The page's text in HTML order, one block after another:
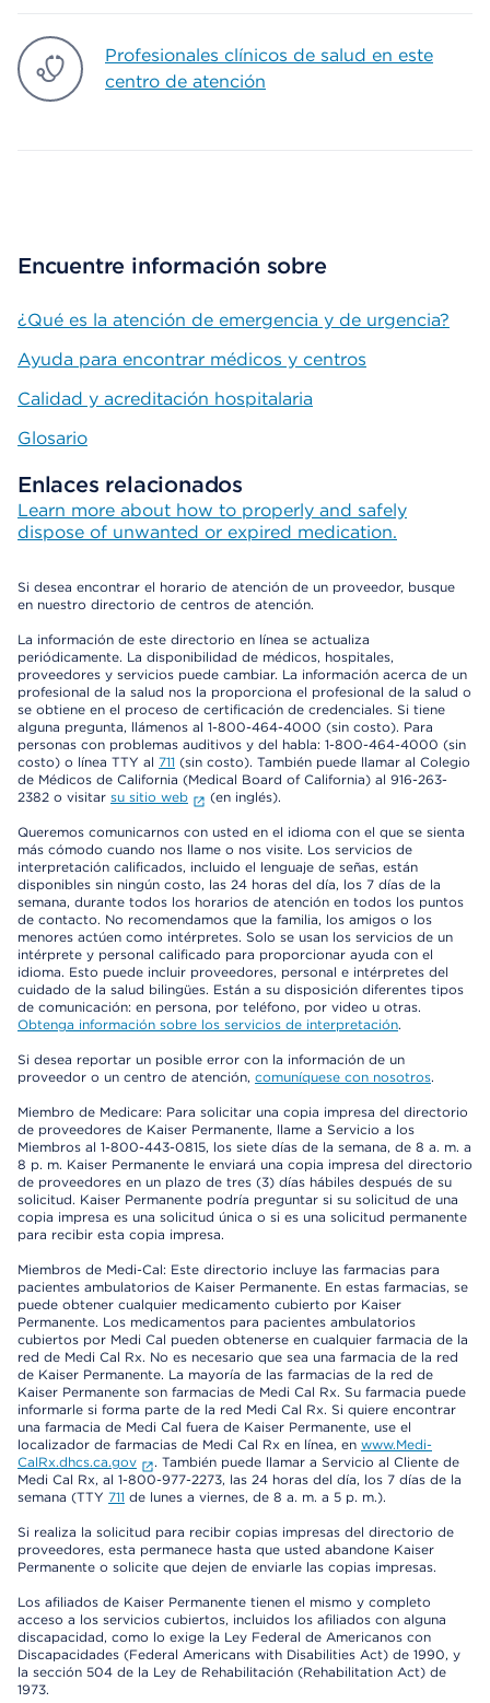
Profesionales clínicos de salud en este
centro de atención
Encuentre información sobre
¿Qué es la atención de emergencia y de urgencia?
Ayuda para encontrar médicos y centros
Calidad y acreditación hospitalaria
Glosario
Enlaces relacionados
Learn more about how to properly and safely
dispose of unwanted or expired medication.
Si desea encontrar el horario de atención de un proveedor, busque
en nuestro directorio de centros de atención.
La información de este directorio en línea se actualiza
periódicamente. La disponibilidad de médicos, hospitales,
proveedores y servicios puede cambiar. La información acerca de un
profesional de la salud nos la proporciona el profesional de la salud o
se obtiene en el proceso de certificación de credenciales. Si tiene
alguna pregunta, llámenos al 1-800-464-4000 (sin costo). Para
personas con problemas auditivos y del habla: 1-800-464-4000 (sin
costo) o línea TTY al 711 (sin costo). También puede llamar al Colegio
de Médicos de California (Medical Board of California) al 916-263-
2382 o visitar su sitio web (en inglés).
Queremos comunicarnos con usted en el idioma con el que se sienta
más cómodo cuando nos llame o nos visite. Los servicios de
interpretación calificados, incluido el lenguaje de señas, están
disponibles sin ningún costo, las 24 horas del día, los 7 días de la
semana, durante todos los horarios de atención en todos los puntos
de contacto. No recomendamos que la familia, los amigos o los
menores actúen como intérpretes. Solo se usan los servicios de un
intérprete y personal calificado para proporcionar ayuda con el
idioma. Esto puede incluir proveedores, personal e intérpretes del
cuidado de la salud bilingües. Están a su disposición diferentes tipos
de comunicación: en persona, por teléfono, por video u otras.
Obtenga información sobre los servicios de interpretación.
Si desea reportar un posible error con la información de un
proveedor o un centro de atención, comuníquese con nosotros.
Miembro de Medicare: Para solicitar una copia impresa del directorio
de proveedores de Kaiser Permanente, llame a Servicio a los
Miembros al 1-800-443-0815, los siete días de la semana, de 8 a. m. a
8 p. m. Kaiser Permanente le enviará una copia impresa del directorio
de proveedores en un plazo de tres (3) días hábiles después de su
solicitud. Kaiser Permanente podría preguntar si su solicitud de una
copia impresa es una solicitud única o si es una solicitud permanente
para recibir esta copia impresa.
Miembros de Medi-Cal: Este directorio incluye las farmacias para
pacientes ambulatorios de Kaiser Permanente. En estas farmacias, se
puede obtener cualquier medicamento cubierto por Kaiser
Permanente. Los medicamentos para pacientes ambulatorios
cubiertos por Medi Cal pueden obtenerse en cualquier farmacia de la
red de Medi Cal Rx. No es necesario que sea una farmacia de la red
de Kaiser Permanente. La mayoría de las farmacias de la red de
Kaiser Permanente son farmacias de Medi Cal Rx. Su farmacia puede
informarle si forma parte de la red Medi Cal Rx. Si quiere encontrar
una farmacia de Medi Cal fuera de Kaiser Permanente, use el
localizador de farmacias de Medi Cal Rx en línea, en www.Medi-
CalRx.dhcs.ca.gov
. También puede llamar a Servicio al Cliente de
Medi Cal Rx, al 1-800-977-2273, las 24 horas del día, los 7 días de la
semana (TTY 711 de lunes a viernes, de 8 a. m. a 5 p. m.).
Si realiza la solicitud para recibir copias impresas del directorio de
proveedores, esta permanece hasta que usted abandone Kaiser
Permanente o solicite que dejen de enviarle las copias impresas.
Los afiliados de Kaiser Permanente tienen el mismo y completo
acceso a los servicios cubiertos, incluidos los afiliados con alguna
discapacidad, como lo exige la Ley Federal de Americanos con
Discapacidades (Federal Americans with Disabilities Act) de 1990, y
la sección 504 de la Ley de Rehabilitación (Rehabilitation Act) de
1973.